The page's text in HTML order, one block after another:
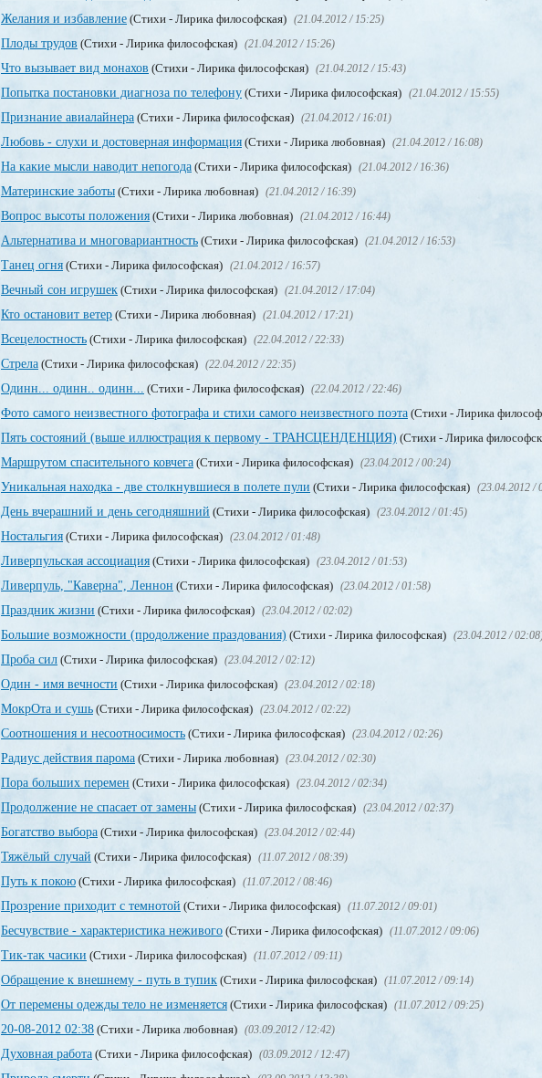
Желания и избавление (Стихи - Лирика философская) (21.04.2012 / 15:25)
Плоды трудов (Стихи - Лирика философская) (21.04.2012 / 15:26)
Что вызывает вид монахов (Стихи - Лирика философская) (21.04.2012 / 15:43)
Попытка постановки диагноза по телефону (Стихи - Лирика философская) (21.04.2012 / 15:55)
Признание авиалайнера (Стихи - Лирика философская) (21.04.2012 / 16:01)
Любовь - слухи и достоверная информация (Стихи - Лирика любовная) (21.04.2012 / 16:08)
На какие мысли наводит непогода (Стихи - Лирика философская) (21.04.2012 / 16:36)
Материнские заботы (Стихи - Лирика любовная) (21.04.2012 / 16:39)
Вопрос высоты положения (Стихи - Лирика любовная) (21.04.2012 / 16:44)
Альтернатива и многовариантность (Стихи - Лирика философская) (21.04.2012 / 16:53)
Танец огня (Стихи - Лирика философская) (21.04.2012 / 16:57)
Вечный сон игрушек (Стихи - Лирика философская) (21.04.2012 / 17:04)
Кто остановит ветер (Стихи - Лирика любовная) (21.04.2012 / 17:21)
Всецелостность (Стихи - Лирика философская) (22.04.2012 / 22:33)
Стрела (Стихи - Лирика философская) (22.04.2012 / 22:35)
Одинн... одинн.. одинн... (Стихи - Лирика философская) (22.04.2012 / 22:46)
Фото самого неизвестного фотографа и стихи самого неизвестного поэта (Стихи - Лирика
Пять состояний (выше иллюстрация к первому - ТРАНСЦЕНДЕНЦИЯ) (Стихи - Лирика
Маршрутом спасительного ковчега (Стихи - Лирика философская) (23.04.2012 / 00:24)
Уникальная находка - две столкнувшиеся в полете пули (Стихи - Лирика философская) (23.04.2012 /
День вчерашний и день сегодняшний (Стихи - Лирика философская) (23.04.2012 / 01:45)
Ностальгия (Стихи - Лирика философская) (23.04.2012 / 01:48)
Ливерпульская ассоциация (Стихи - Лирика философская) (23.04.2012 / 01:53)
Ливерпуль, "Каверна", Леннон (Стихи - Лирика философская) (23.04.2012 / 01:58)
Праздник жизни (Стихи - Лирика философская) (23.04.2012 / 02:02)
Большие возможности (продолжение праздования) (Стихи - Лирика философская) (23.04.2012 /
Проба сил (Стихи - Лирика философская) (23.04.2012 / 02:12)
Один - имя вечности (Стихи - Лирика философская) (23.04.2012 / 02:18)
МокрОта и сушь (Стихи - Лирика философская) (23.04.2012 / 02:22)
Соотношения и несоотносимость (Стихи - Лирика философская) (23.04.2012 / 02:26)
Радиус действия парома (Стихи - Лирика любовная) (23.04.2012 / 02:30)
Пора больших перемен (Стихи - Лирика философская) (23.04.2012 / 02:34)
Продолжение не спасает от замены (Стихи - Лирика философская) (23.04.2012 / 02:37)
Богатство выбора (Стихи - Лирика философская) (23.04.2012 / 02:44)
Тяжёлый случай (Стихи - Лирика философская) (11.07.2012 / 08:39)
Путь к покою (Стихи - Лирика философская) (11.07.2012 / 08:46)
Прозрение приходит с темнотой (Стихи - Лирика философская) (11.07.2012 / 09:01)
Бесчувствие - характеристика неживого (Стихи - Лирика философская) (11.07.2012 / 09:06)
Тик-так часики (Стихи - Лирика философская) (11.07.2012 / 09:11)
Обращение к внешнему - путь в тупик (Стихи - Лирика философская) (11.07.2012 / 09:14)
От перемены одежды тело не изменяется (Стихи - Лирика философская) (11.07.2012 / 09:25)
20-08-2012 02:38 (Стихи - Лирика любовная) (03.09.2012 / 12:42)
Духовная работа (Стихи - Лирика философская) (03.09.2012 / 12:47)